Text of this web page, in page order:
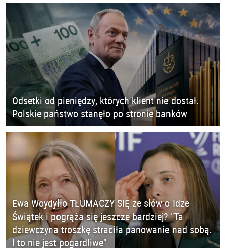
Odsetki od pieniędzy, których klient nie dostał.
Polskie państwo stanęło po stronie banków
Ewa Woydyłło TŁUMACZY SIĘ ze słów o Idze
Świątek i pogrąża się jeszcze bardziej? "Ta
dziewczyna troszkę straciła panowanie nad sobą.
I to nie jest pogardliwe"